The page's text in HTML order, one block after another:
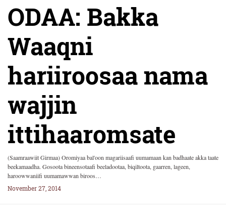
ODAA: Bakka
Waaqni
hariiroosaa nama
wajjin
ittihaaromsate
(Saamraawiit Girmaa) Oromiyaa bal'oon magariisaafi uumamaan kan badhaate akka taate
beekamaadha. Gosoota bineensotaafi beeladootaa, biqiltoota, gaarren, lageen,
haroowwaniifi uumamawwan biroos…
November 27, 2014